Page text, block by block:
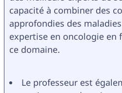
capacité à combiner des
approfondies des
expertise en oncologie en
ce domaine.
Le professeur est